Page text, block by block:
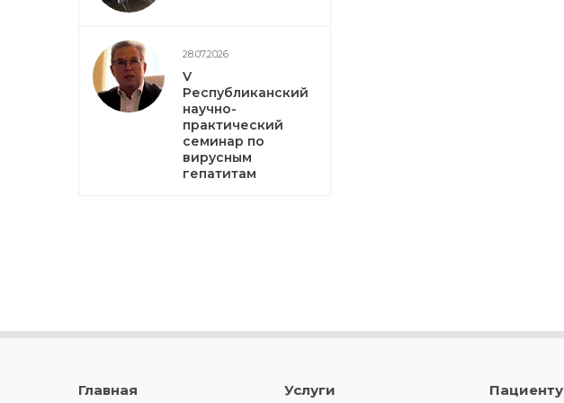
28.07.2026
V
Республиканский
научно-
практический
семинар по
вирусным
гепатитам
Главная Услуги Пациенту